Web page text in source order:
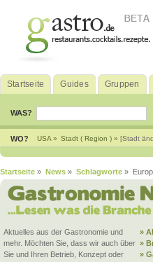
Startseite Guides Gruppen
WAS?
WO? USA » Stadt ( Region ) » [Stadt
Startseite » News » Schlagworte »
Aktuelles aus der Gastronomie und
mehr. Möchten Sie, dass wir auch über
Sie und Ihren Betrieb, Konzept oder
»
»
»